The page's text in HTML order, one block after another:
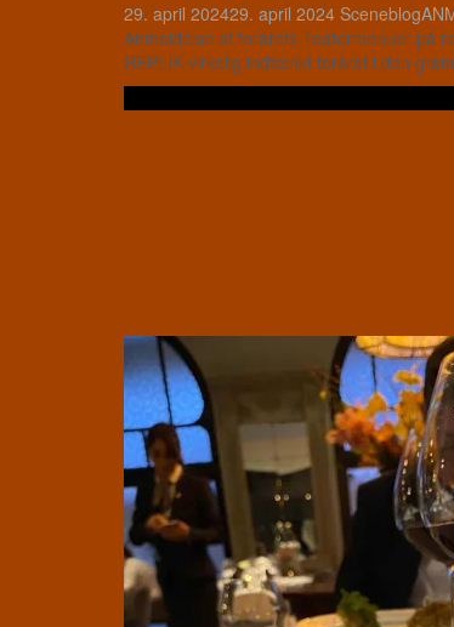
29. april 202429. april 2024 Sceneblog
Anmeldelse af forårets Teatermenuer på
REPLIK virkelig indtænkt foråret i den